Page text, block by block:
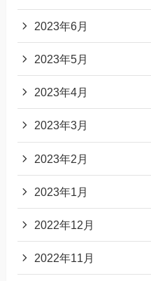
2023年6月
2023年5月
2023年4月
2023年3月
2023年2月
2023年1月
2022年12月
2022年11月